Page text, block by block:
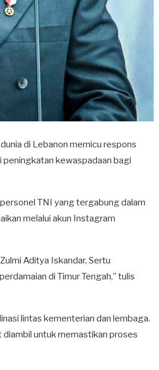
di Lebanon memicu respons
peningkatan kewaspadaan bagi
TNI yang tergabung dalam
melalui akun Instagram
Aditya Iskandar, Sertu
di Timur Tengah,” tulis
lintas kementerian dan lembaga.
untuk memastikan proses